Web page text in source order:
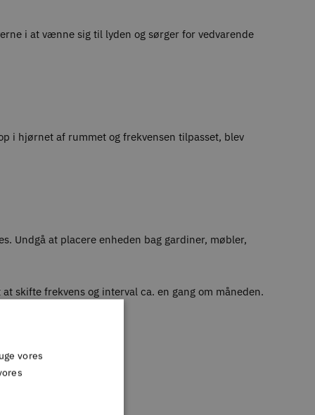
i at vænne sig til lyden og sørger for vedvarende
i hjørnet af rummet og frekvensen tilpasset, blev
Undgå at placere enheden bag gardiner, møbler,
skifte frekvens og interval ca. en gang om måneden.
vores